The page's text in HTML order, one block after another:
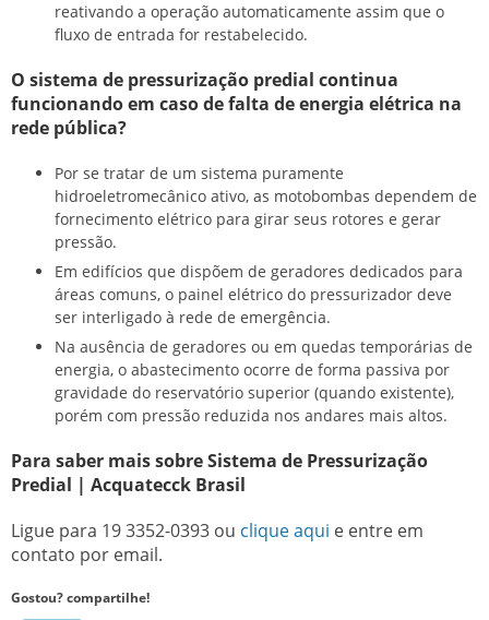
reativando a operação automaticamente assim que o
fluxo de entrada for restabelecido.
O sistema de pressurização predial continua
funcionando em caso de falta de energia elétrica na
rede pública?
Por se tratar de um sistema puramente
hidroeletromecânico ativo, as motobombas dependem de
fornecimento elétrico para girar seus rotores e gerar
pressão.
Em edifícios que dispõem de geradores dedicados para
áreas comuns, o painel elétrico do pressurizador deve
ser interligado à rede de emergência.
Na ausência de geradores ou em quedas temporárias de
energia, o abastecimento ocorre de forma passiva por
gravidade do reservatório superior (quando existente),
porém com pressão reduzida nos andares mais altos.
Para saber mais sobre Sistema de Pressurização
Predial | Acquatecck Brasil
Ligue para 19 3352-0393 ou clique aqui e entre em
contato por email.
Gostou? compartilhe!